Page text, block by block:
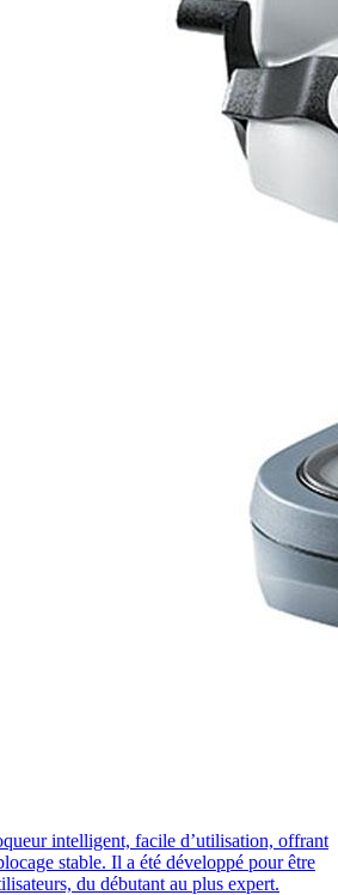
intelligent, facile d’utilisation, offrant
stable. Il a été développé pour être
du débutant au plus expert.